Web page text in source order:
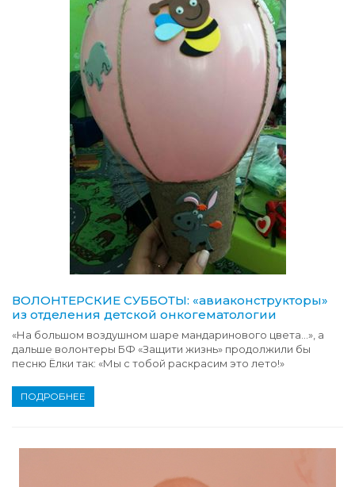
ВОЛОНТЕРСКИЕ СУББОТЫ: «авиаконструкторы»
из отделения детской онкогематологии
«На большом воздушном шаре мандаринового цвета…», а
дальше волонтеры БФ «Защити жизнь» продолжили бы
песню Ёлки так: «Мы с тобой раскрасим это лето!»
ПОДРОБНЕЕ